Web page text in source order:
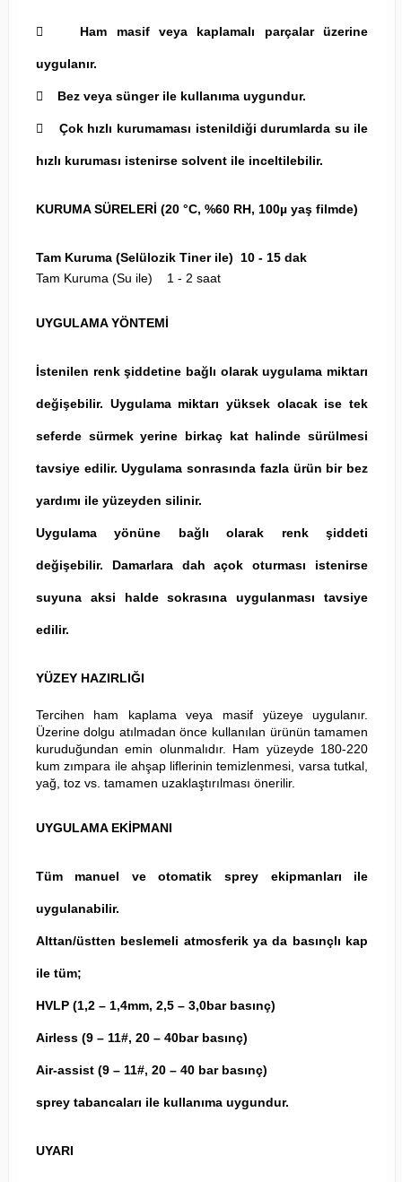
 Ham masif veya kaplamalı parçalar üzerine
uygulanır.
 Bez veya sünger ile kullanıma uygundur.
 Çok hızlı kurumaması istenildiği durumlarda su ile
hızlı kuruması istenirse solvent ile inceltilebilir.
KURUMA SÜRELERİ (20 °C, %60 RH, 100µ yaş filmde)
Tam Kuruma (Selülozik Tiner ile) 10 - 15 dak
Tam Kuruma (Su ile) 1 - 2 saat
UYGULAMA YÖNTEMİ
İstenilen renk şiddetine bağlı olarak uygulama miktarı
değişebilir. Uygulama miktarı yüksek olacak ise tek
seferde sürmek yerine birkaç kat halinde sürülmesi
tavsiye edilir. Uygulama sonrasında fazla ürün bir bez
yardımı ile yüzeyden silinir.
Uygulama yönüne bağlı olarak renk şiddeti
değişebilir. Damarlara dah açok oturması istenirse
suyuna aksi halde sokrasına uygulanması tavsiye
edilir.
YÜZEY HAZIRLIĞI
Tercihen ham kaplama veya masif yüzeye uygulanır.
Üzerine dolgu atılmadan önce kullanılan ürünün tamamen
kuruduğundan emin olunmalıdır. Ham yüzeyde 180-220
kum zımpara ile ahşap liflerinin temizlenmesi, varsa tutkal,
yağ, toz vs. tamamen uzaklaştırılması önerilir.
UYGULAMA EKİPMANI
Tüm manuel ve otomatik sprey ekipmanları ile
uygulanabilir.
Alttan/üstten beslemeli atmosferik ya da basınçlı kap
ile tüm;
HVLP (1,2 – 1,4mm, 2,5 – 3,0bar basınç)
Airless (9 – 11#, 20 – 40bar basınç)
Air-assist (9 – 11#, 20 – 40 bar basınç)
sprey tabancaları ile kullanıma uygundur.
UYARI